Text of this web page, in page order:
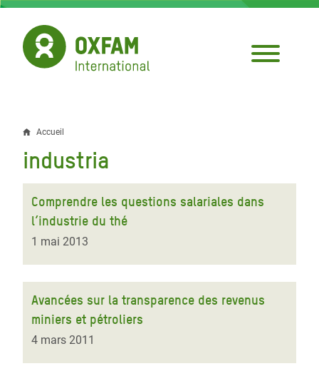
Aller
contenu
principal
Fil
d'Ariane
Accueil
industria
Comprendre les questions salariales dans
l’industrie du thé
1 mai 2013
Avancées sur la transparence des revenus
miniers et pétroliers
4 mars 2011